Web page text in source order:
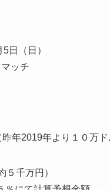
日（日）
ッチ
年2019年より１０万ド
５千万円）